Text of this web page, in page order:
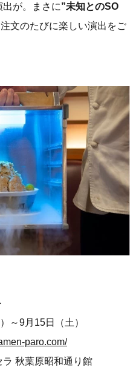
が。まさに”未知とのSO
文のたびに楽しい演出をご
～9月15日（土）
paro.com/
秋葉原昭和通り館